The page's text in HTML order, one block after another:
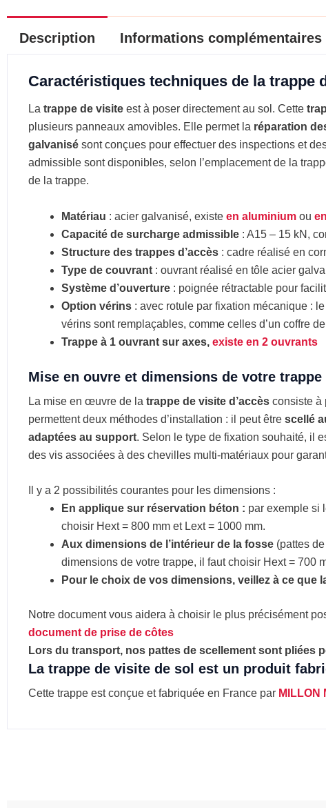
Description Informations complémentaires
Caractéristiques techniques de la trappe
La trappe de visite est à poser directement au sol. Cette
plusieurs panneaux amovibles. Elle permet la réparation
galvanisé sont conçues pour effectuer des inspections et
admissible sont disponibles, selon l’emplacement de la
de la trappe.
Matériau : acier galvanisé, existe en aluminium ou
Capacité de surcharge admissible : A15 – 15 kN,
Structure des trappes d’accès : cadre réalisé en
Type de couvrant : ouvrant réalisé en tôle acier
Système d’ouverture : poignée rétractable pour
Option vérins : avec rotule par fixation mécanique :
vérins sont remplaçables, comme celles d’un coffre
Trappe à 1 ouvrant sur axes, existe en 2 ouvrants
Mise en ouvre et dimensions de votre
La mise en œuvre de la trappe de visite d’accès consiste à
permettent deux méthodes d’installation : il peut être scellé
adaptées au support. Selon le type de fixation souhaité, il
des vis associées à des chevilles multi-matériaux pour
Il y a 2 possibilités courantes pour les dimensions :
En applique sur réservation béton : par exemple si
choisir Hext = 800 mm et Lext = 1000 mm.
Aux dimensions de l’intérieur de la fosse (pattes
dimensions de votre trappe, il faut choisir Hext = 700
Pour le choix de vos dimensions, veillez à ce que
Notre document vous aidera à choisir le plus précisément
document de prise de côtes
Lors du transport, nos pattes de scellement sont pliées
La trappe de visite de sol est un produit
Cette trappe est conçue et fabriquée en France par MILLON